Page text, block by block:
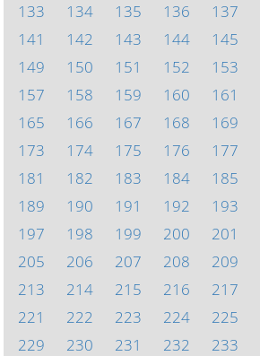
133
134 135 136 137
141
142 143 144 145
149
150 151 152 153
157
158 159 160 161
165
166 167 168 169
173
174 175 176 177
181
182 183 184 185
189
190 191 192 193
197
198 199 200 201
205
206 207 208 209
213
214 215 216 217
221
222 223 224 225
229
230 231 232 233